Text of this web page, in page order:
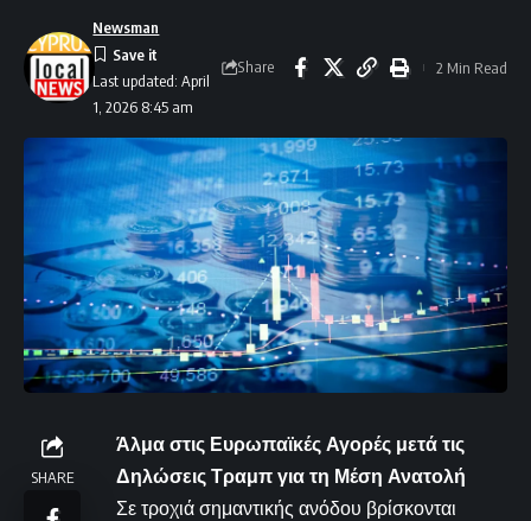
Last updated: April
1, 2026 8:45 am
Newsman
Share 2 Min Read
SHARE
Άλμα στις Ευρωπαϊκές Αγορές μετά τις
Δηλώσεις Τραμπ για τη Μέση Ανατολή
Σε τροχιά σημαντικής ανόδου βρίσκονται